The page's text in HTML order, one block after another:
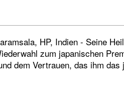
HP, Indien - Seine
zum japanischen
dem Vertrauen, das ihm